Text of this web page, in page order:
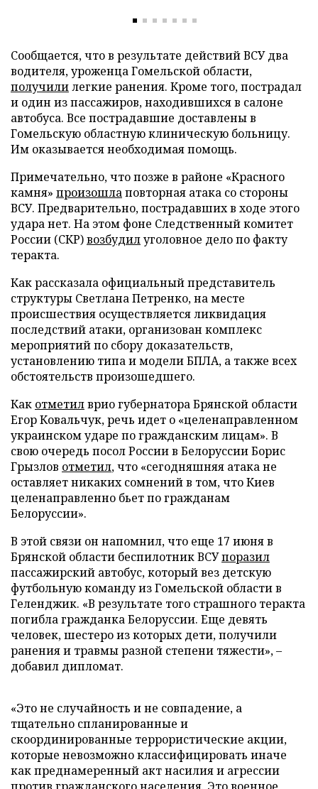
Сообщается, что в результате действий ВСУ два
водителя, уроженца Гомельской области,
получилилегкие ранения. Кроме того, пострадал
и один из пассажиров, находившихся в салоне
автобуса. Все пострадавшие доставлены в
Гомельскую областную клиническую больницу.
Им оказывается необходимая помощь.
Примечательно, что позже в районе «Красного
камня» произошлаповторная атака со стороны
ВСУ. Предварительно, пострадавших в ходе этого
удара нет. На этом фоне Следственный комитет
России (СКР)возбудилуголовное дело по факту
теракта.
Как рассказала официальный представитель
структуры Светлана Петренко, на месте
происшествия осуществляется ликвидация
последствий атаки, организован комплекс
мероприятий по сбору доказательств,
установлению типа и модели БПЛА, а также всех
обстоятельств произошедшего.
Как отметилврио губернатора Брянской области
Егор Ковальчук, речь идет о «целенаправленном
украинском ударе по гражданским лицам». В
свою очередь посол России в Белоруссии Борис
Грызлов отметил, что «сегодняшняя атака не
оставляет никаких сомнений в том, что Киев
целенаправленно бьет по гражданам
Белоруссии».
В этой связи он напомнил, что еще 17 июня в
Брянской области беспилотник ВСУпоразил
пассажирский автобус, который вез детскую
футбольную команду из Гомельской области в
Геленджик. «В результате того страшного теракта
погибла гражданка Белоруссии. Еще девять
человек, шестеро из которых дети, получили
ранения и травмы разной степени тяжести», –
добавил дипломат.
«Это не случайность и не совпадение, а
тщательно спланированные и
скоординированные террористические акции,
которые невозможно классифицировать иначе
как преднамеренный акт насилия и агрессии